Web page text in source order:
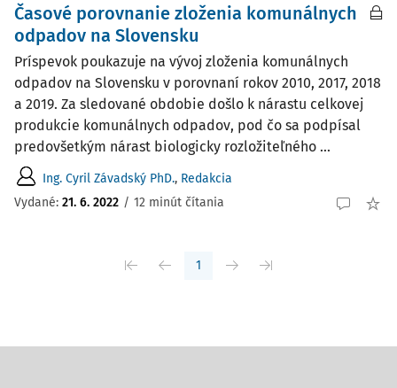
Časové porovnanie zloženia komunálnych
odpadov na Slovensku
Príspevok poukazuje na vývoj zloženia komunálnych
odpadov na Slovensku v porovnaní rokov 2010, 2017, 2018
a 2019. Za sledované obdobie došlo k nárastu celkovej
produkcie komunálnych odpadov, pod čo sa podpísal
predovšetkým nárast biologicky rozložiteľného ...
Ing. Cyril Závadský PhD., Redakcia
Vydané: 21. 6. 2022 / 12 minút čítania
1